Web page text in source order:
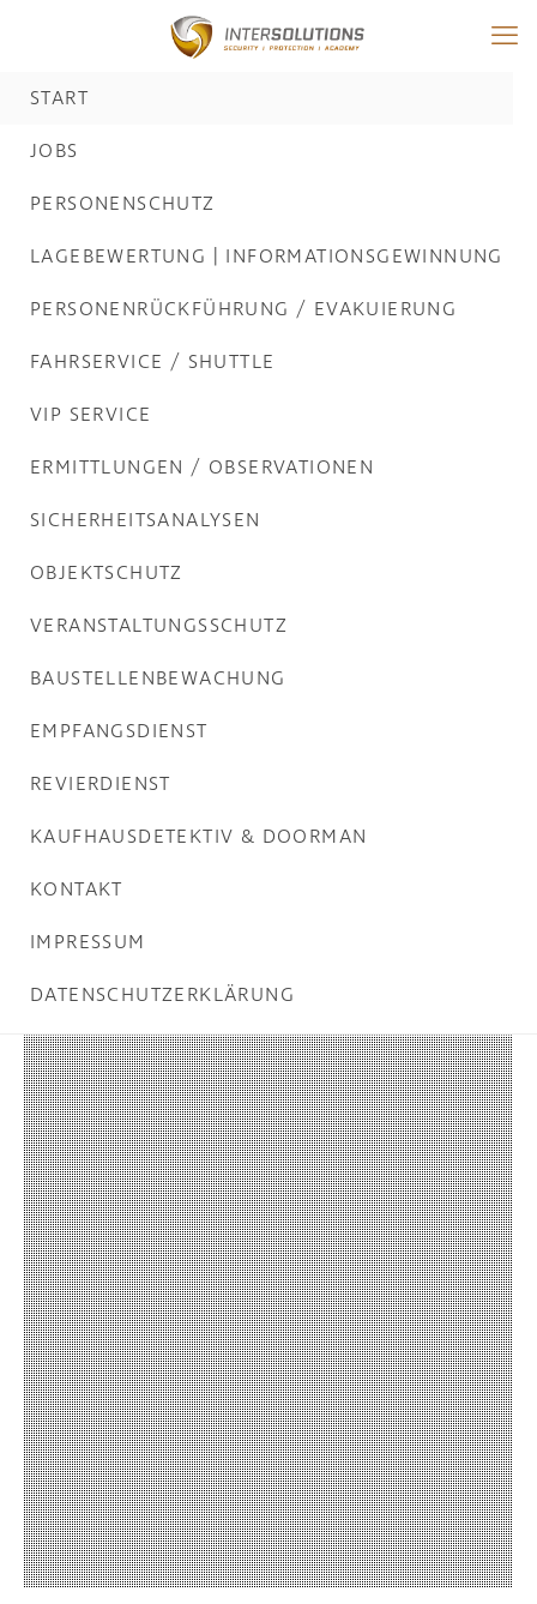
START
JOBS
PERSONENSCHUTZ
LAGEBEWERTUNG | INFORMATIONSGEWINNUNG
PERSONENRÜCKFÜHRUNG / EVAKUIERUNG
FAHRSERVICE / SHUTTLE
VIP SERVICE
ERMITTLUNGEN / OBSERVATIONEN
SICHERHEITSANALYSEN
OBJEKTSCHUTZ
VERANSTALTUNGSSCHUTZ
BAUSTELLENBEWACHUNG
EMPFANGSDIENST
REVIERDIENST
KAUFHAUSDETEKTIV & DOORMAN
KONTAKT
IMPRESSUM
DATENSCHUTZERKLÄRUNG